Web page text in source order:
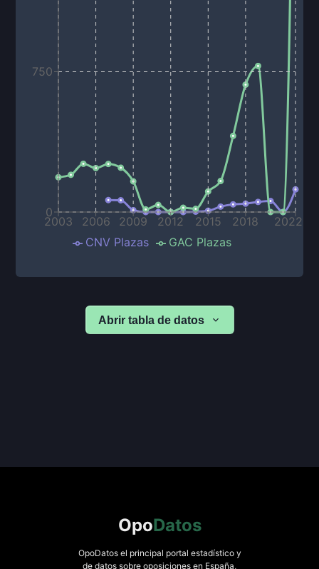
2003 2006 2009 2012 2015 2018 2022
0
750
CNV Plazas GAC Plazas
Abrir tabla de datos
OpoDatos
OpoDatos el principal portal estadístico y
de datos sobre oposiciones en España,